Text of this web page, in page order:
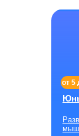
от 5